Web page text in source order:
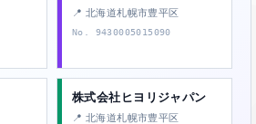
📍 北海道札幌市豊平区
No. 9430005015090
株式会社ヒヨリジャパン
📍 北海道札幌市豊平区